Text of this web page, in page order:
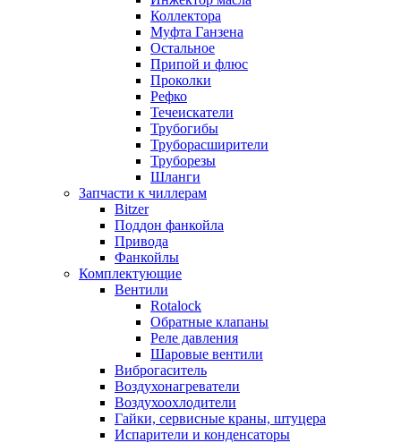
Коллектора
Муфта Ганзена
Остальное
Припой и флюс
Проколки
Рефко
Течеискатели
Трубогибы
Труборасширители
Труборезы
Шланги
Запчасти к чиллерам
Bitzer
Поддон фанкойла
Привода
Фанкойлы
Комплектующие
Вентили
Rotalock
Обратные клапаны
Реле давления
Шаровые вентили
Виброгаситель
Воздухонагреватели
Воздухоохлодители
Гайки, сервисные краны, штуцера
Испарители и конденсаторы